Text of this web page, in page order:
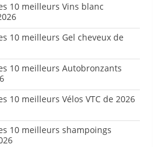
10 meilleurs Vins blanc
10 meilleurs Gel cheveux de
10 meilleurs Autobronzants
10 meilleurs Vélos VTC de 2026
10 meilleurs shampoings